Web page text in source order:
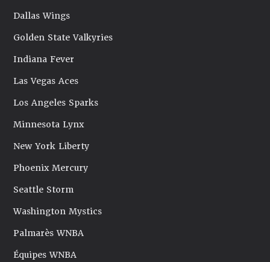
Dallas Wings
Golden State Valkyries
Indiana Fever
Las Vegas Aces
Los Angeles Sparks
Minnesota Lynx
New York Liberty
Phoenix Mercury
Seattle Storm
Washington Mystics
Palmarès WNBA
Équipes WNBA